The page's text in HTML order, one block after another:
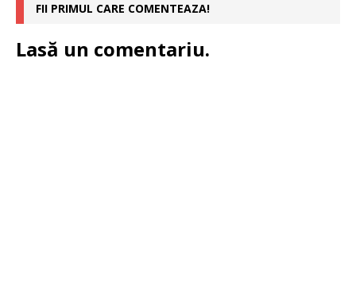
FII PRIMUL CARE COMENTEAZA!
Lasă un comentariu.